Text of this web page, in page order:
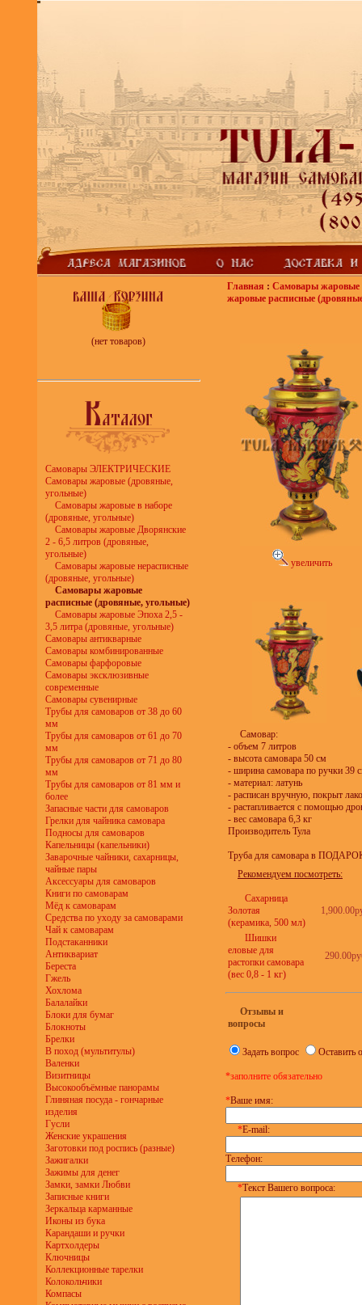
(нет товаров)
Самовары ЭЛЕКТРИЧЕСКИЕ
Самовары жаровые (дровяные,
угольные)
Самовары жаровые в наборе
(дровяные, угольные)
Самовары жаровые Дворянские
2 - 6,5 литров (дровяные,
угольные)
Самовары жаровые нерасписные
(дровяные, угольные)
Самовары жаровые
расписные (дровяные, угольные)
Самовары жаровые Эпоха 2,5 -
3,5 литра (дровяные, угольные)
Самовары антикварные
Самовары комбинированные
Самовары фарфоровые
Самовары эксклюзивные
современные
Самовары сувенирные
Трубы для самоваров от 38 до 60
мм
Трубы для самоваров от 61 до 70
мм
Трубы для самоваров от 71 до 80
мм
Трубы для самоваров от 81 мм и
более
Запасные части для самоваров
Грелки для чайника самовара
Подносы для самоваров
Капельницы (капельники)
Заварочные чайники, сахарницы,
чайные пары
Аксессуары для самоваров
Книги по самоварам
Мёд к самоварам
Средства по уходу за самоварами
Чай к самоварам
Подстаканники
Антиквариат
Береста
Гжель
Хохлома
Балалайки
Блоки для бумаг
Блокноты
Брелки
В поход (мультитулы)
Валенки
Визитницы
Высокообъёмные панорамы
Глиняная посуда - гончарные
изделия
Гусли
Женские украшения
Заготовки под роспись (разные)
Зажигалки
Зажимы для денег
Замки, замки Любви
Записные книги
Зеркальца карманные
Иконы из бука
Карандаши и ручки
Картхолдеры
Ключницы
Коллекционные тарелки
Колокольчики
Компасы
Главная : Самовары жаровые
жаровые расписные
увеличить
Самовар:
- объем 7 литров
- высота самовара 50 см
- ширина самовара по ручки 39
- материал: латунь
- расписан вручную, покрыт
- растапливается с помощью
- вес самовара 6,3 кг
Производитель Тула
Труба для самовара в
Рекомендуем посмотреть:
Сахарница
Золотая
(керамика, 500 мл)
Шишки
еловые для
растопки самовара
(вес 0,8 - 1 кг)
Отзывы и
вопросы
Задать вопрос Оставить
*заполните обязательно
*Ваше имя:
*E-mail:
Телефон:
*Текст Вашего вопроса: